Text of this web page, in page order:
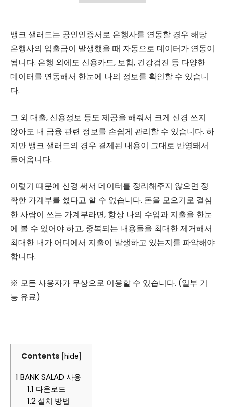
뱅크 샐러드는 공인인증서로 은행사를 연동할 경우 해당
은행사의 입출금이 발생했을 때 자동으로 데이터가 연동이
됩니다. 은행 외에도 신용카드, 보험, 건강검진 등 다양한
데이터를 연동해서 한눈에 나의 정보를 확인할 수 있습니
다.
그 외 대출, 신용정보 등도 제공을 해줘서 크게 신경 쓰지
않아도 내 금융 관련 정보를 손쉽게 관리할 수 있습니다. 하
지만 뱅크 샐러드의 경우 결제된 내용이 그대로 반영돼서
들어옵니다.
이렇기 때문에 신경 써서 데이터를 정리해주지 않으면 정
확한 가계부를 썼다고 할 수 없습니다. 돈을 모으기로 결심
한 사람이 쓰는 가계부라면, 항상 나의 수입과 지출을 한눈
에 볼 수 있어야 하고, 중복되는 내용들을 최대한 제거해서
최대한 내가 어디에서 지출이 발생하고 있는지를 파악해야
합니다.
※ 모든 사용자가 무상으로 이용할 수 있습니다. (일부 기
능 유료)
Contents [hide]
1 BANK SALAD 사용
1.1 다운로드
1.2설치 방법